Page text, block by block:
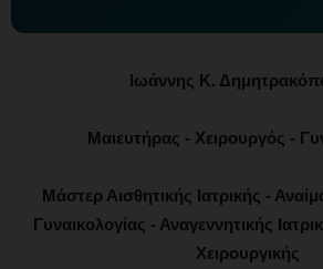
Ιωάννης Κ.
Μαιευτήρας - Χειρουργός -
Μάστερ Αισθητικής Ιατρικής -
Γυναικολογίας - Αναγεννητικής
Χειρουργικής